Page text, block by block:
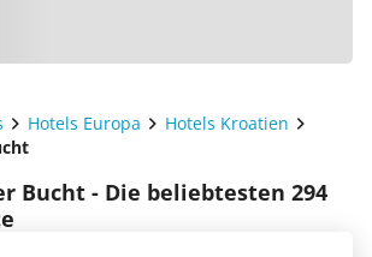
Hotels Europa
Hotels Kroatien
Bucht - Die beliebtesten 294